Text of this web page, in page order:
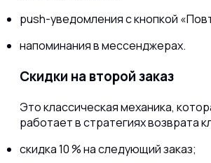
push-уведомления с кнопкой
напоминания в мессенджерах.
Скидки на второй заказ
Это классическая механика,
работает в стратегиях возврата
скидка 10 % на следующий заказ;